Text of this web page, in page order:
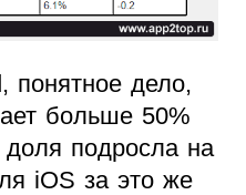
понятное дело,
больше 50%
подросла на
iOS за это же